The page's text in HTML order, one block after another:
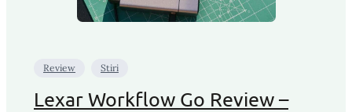
Review Stiri
Lexar Workflow Go Review –